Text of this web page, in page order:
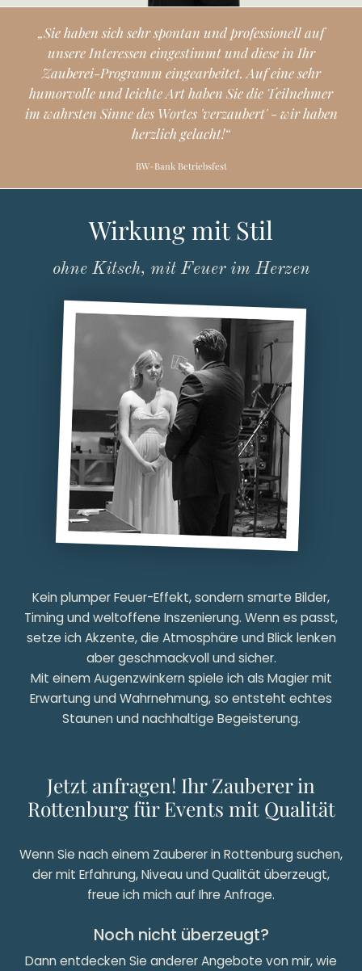
„Siehaben sich sehrspontan und professionellauf
unsere Interessen eingestimmt und diese in Ihr
Zauberei-Programm eingearbeitet. Auf einesehr
humorvolleundleichteArthaben Siedie Teilnehmer
im wahrsten Sinne des Wortes 'verzaubert' - wir haben
herzlich gelacht!“
BW-Bank Betriebsfest
Wirkung mit Stil
ohne Kitsch, mit Feuer im Herzen
Kein plumper Feuer-Effekt, sondern smarte Bilder,
Timing und weltoffene Inszenierung. Wenn es passt,
setze ich Akzente, die Atmosphäre und Blick lenken
aber geschmackvoll und sicher.
Mit einem Augenzwinkern spiele ich als Magier mit
Erwartung und Wahrnehmung, so entsteht echtes
Staunen und nachhaltige Begeisterung.
Jetzt anfragen! Ihr Zauberer in
Rottenburg für Events mit Qualität
Wenn Sie nach einem Zauberer in Rottenburg suchen,
der mit Erfahrung, Niveau und Qualität überzeugt,
freue ich mich auf Ihre Anfrage.
Noch nicht überzeugt?
Dann entdecken Sie anderer Angebote von mir, wie